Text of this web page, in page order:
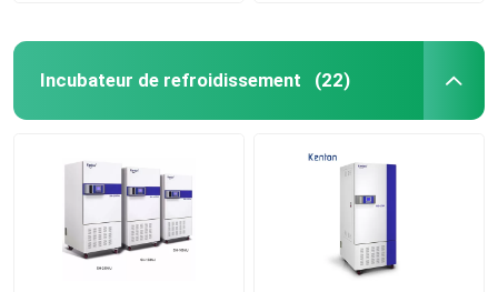
Incubateur de refroidissement (22)